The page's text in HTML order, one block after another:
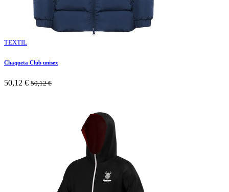
TEXTIL
Chaqueta Club unisex
50,12 € 50,12€